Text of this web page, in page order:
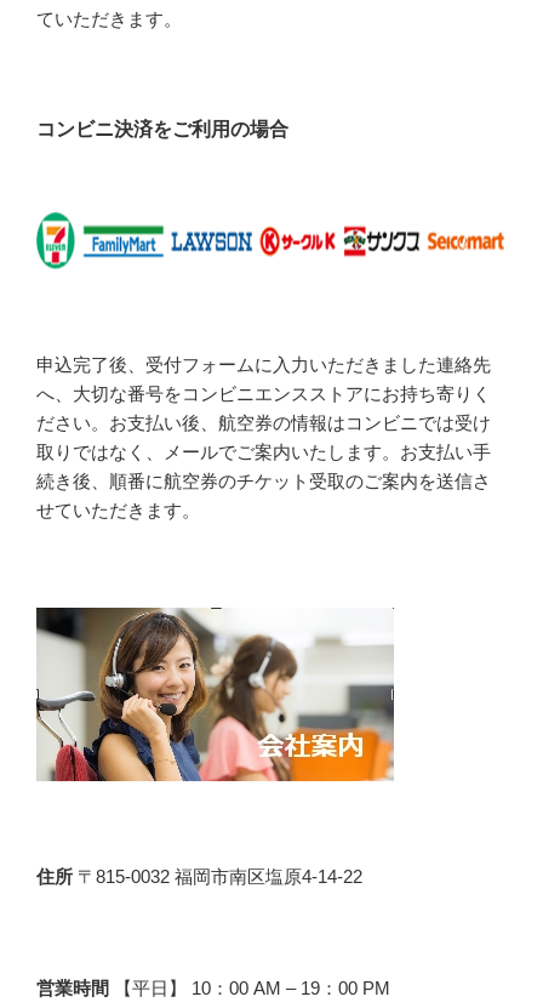
ていただきます。
コンビニ決済をご利用の場合
申込完了後、受付フォームに入力いただきました連絡先
へ、大切な番号をコンビニエンスストアにお持ち寄りく
ださい。お支払い後、航空券の情報はコンビニでは受け
取りではなく、メールでご案内いたします。お支払い手
続き後、順番に航空券のチケット受取のご案内を送信さ
せていただきます。
住所 〒815-0032 福岡市南区塩原4-14-22
営業時間 【平日】 10：00 AM – 19：00 PM